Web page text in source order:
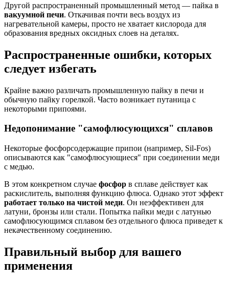
Другой распространенный промышленный метод — пайка в
вакуумной печи. Откачивая почти весь воздух из
нагревательной камеры, просто не хватает кислорода для
образования вредных оксидных слоев на деталях.
Распространенные ошибки, которых
следует избегать
Крайне важно различать промышленную пайку в печи и
обычную пайку горелкой. Часто возникает путаница с
некоторыми припоями.
Недопонимание "самофлюсующихся" сплавов
Некоторые фосфорсодержащие припои (например, Sil-Fos)
описываются как "самофлюсующиеся" при соединении меди
с медью.
В этом конкретном случае фосфор в сплаве действует как
раскислитель, выполняя функцию флюса. Однако этот эффект
работает только на чистой меди. Он неэффективен для
латуни, бронзы или стали. Попытка пайки меди с латунью
самофлюсующимся сплавом без отдельного флюса приведет к
некачественному соединению.
Правильный выбор для вашего
применения